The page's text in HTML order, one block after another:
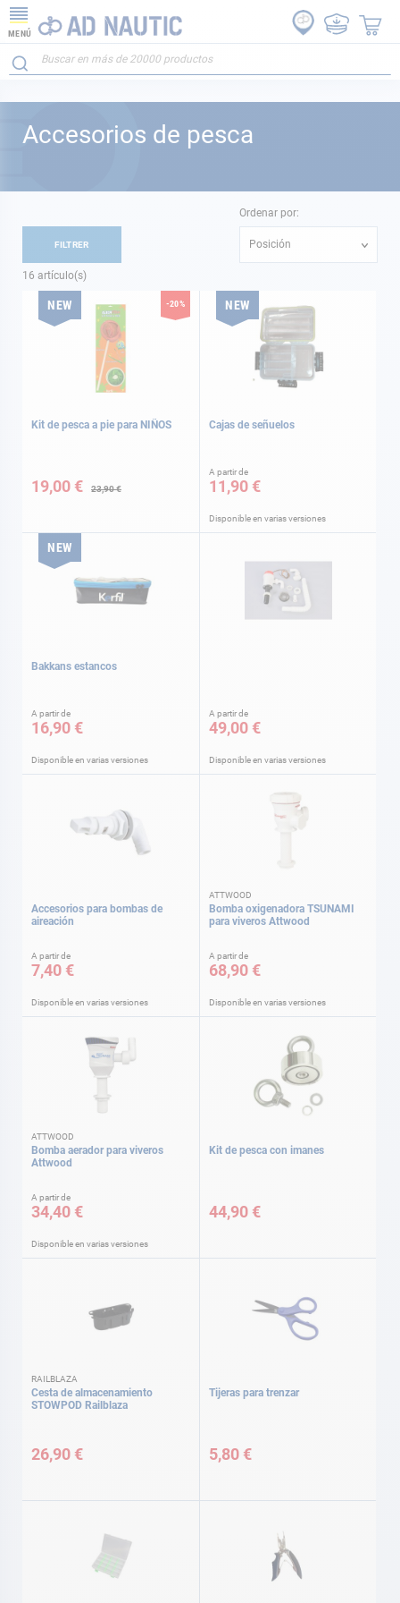
MENÚ
Accesorios de pesca
16 artículo(s)
Ordenar por:
Posición
-20%
NEW
Kit de pesca a pie para NIÑOS
especial
19,00 € 23,90 €
NEW
Cajas de señuelos
A partir de
11,90 €
Disponible en varias versiones
NEW
Bakkans estancos
A partir de
16,90 €
Disponible en varias versiones
A partir de
49,00 €
Disponible en varias versiones
Accesorios para bombas de
aireación
A partir de
7,40 €
Disponible en varias versiones
ATTWOOD
Bomba oxigenadora TSUNAMI
para viveros Attwood
A partir de
68,90 €
Disponible en varias versiones
ATTWOOD
Bomba aerador para viveros
Attwood
A partir de
34,40 €
Disponible en varias versiones
Kit de pesca con imanes
44,90 €
RAILBLAZA
Cesta de almacenamiento
STOWPOD Railblaza
26,90 €
Tijeras para trenzar
5,80 €
FILTRER